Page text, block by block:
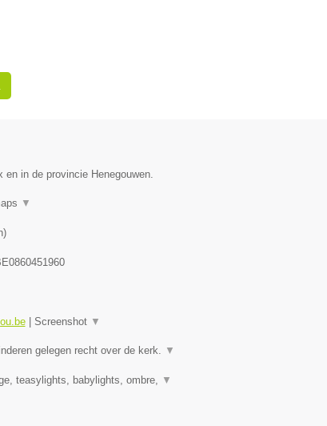
in de provincie Henegouwen.
▼
)
| Screenshot ▼
gelegen recht over de kerk. ▼
teasylights, babylights, ombre, ▼